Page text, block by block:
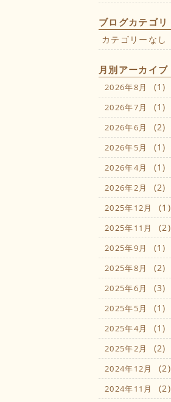
ブログカテゴリ
カテゴリーなし
月別アーカイブ
2026年8月 (1)
2026年7月 (1)
2026年6月 (2)
2026年5月 (1)
2026年4月 (1)
2026年2月 (2)
2025年12月 (1)
2025年11月 (2)
2025年9月 (1)
2025年8月 (2)
2025年6月 (3)
2025年5月 (1)
2025年4月 (1)
2025年2月 (2)
2024年12月 (2)
2024年11月 (2)